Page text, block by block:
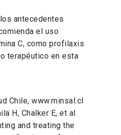
antecedentes
el uso
C, como profilaxis
terapéutico en esta
Chile, www.minsal.cl
H, Chalker E, et al.
and treating the